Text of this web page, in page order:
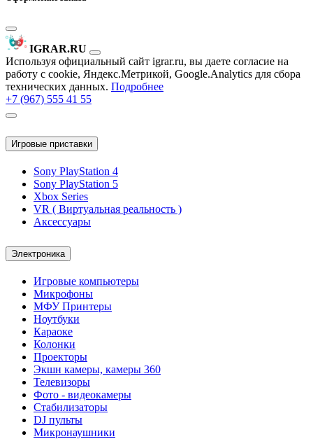
IGRAR.RU
Используя официальный сайт igrar.ru, вы даете согласие на
работу с cookie, Яндекс.Метрикой, Google.Analytics для сбора
технических данных. Подробнее
+7 (967) 555 41 55
Игровые приставки
Sony PlayStation 4
Sony PlayStation 5
Xbox Series
VR ( Виртуальная реальность )
Аксессуары
Электроника
Игровые компьютеры
Микрофоны
МФУ Принтеры
Ноутбуки
Караоке
Колонки
Проекторы
Экшн камеры, камеры 360
Телевизоры
Фото - видеокамеры
Стабилизаторы
DJ пульты
Микронаушники